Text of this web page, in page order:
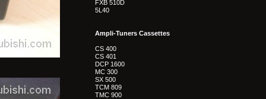
FXB 510D
5L40
Ampli-Tuners Cassettes
CS 400
CS 401
DCP 1600
MC 300
SX 500
TCM 809
TMC 900